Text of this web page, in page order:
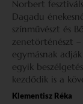
Norbert
Dagadu
színművészt és
zenetörténészt
egymásnak
egyik
kezdődik is a
Klementisz Réka